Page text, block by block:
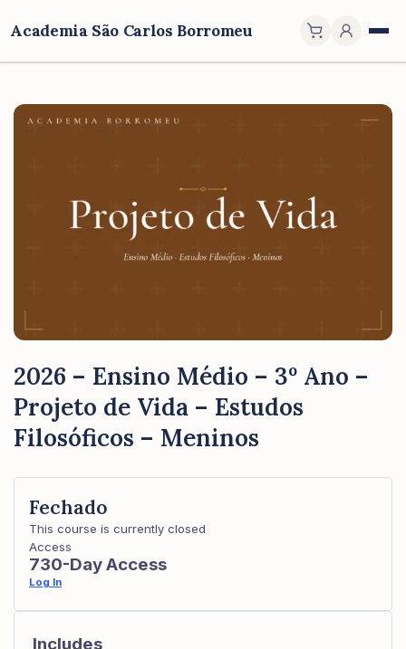
Academia São Carlos Borromeu
2026 – Ensino Médio – 3º Ano –
Projeto de Vida – Estudos
Filosóficos – Meninos
Fechado
This course is currently closed
Access
730-Day Access
Log In
Includes